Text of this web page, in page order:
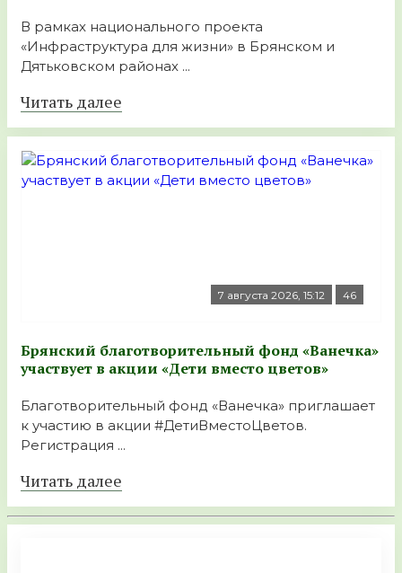
В рамках национального проекта
«Инфраструктура для жизни» в Брянском и
Дятьковском районах ...
Читать далее
7 августа 2026, 15:12 46
Брянский благотворительный фонд «Ванечка»
участвует в акции «Дети вместо цветов»
Благотворительный фонд «Ванечка» приглашает
к участию в акции #ДетиВместоЦветов.
Регистрация ...
Читать далее